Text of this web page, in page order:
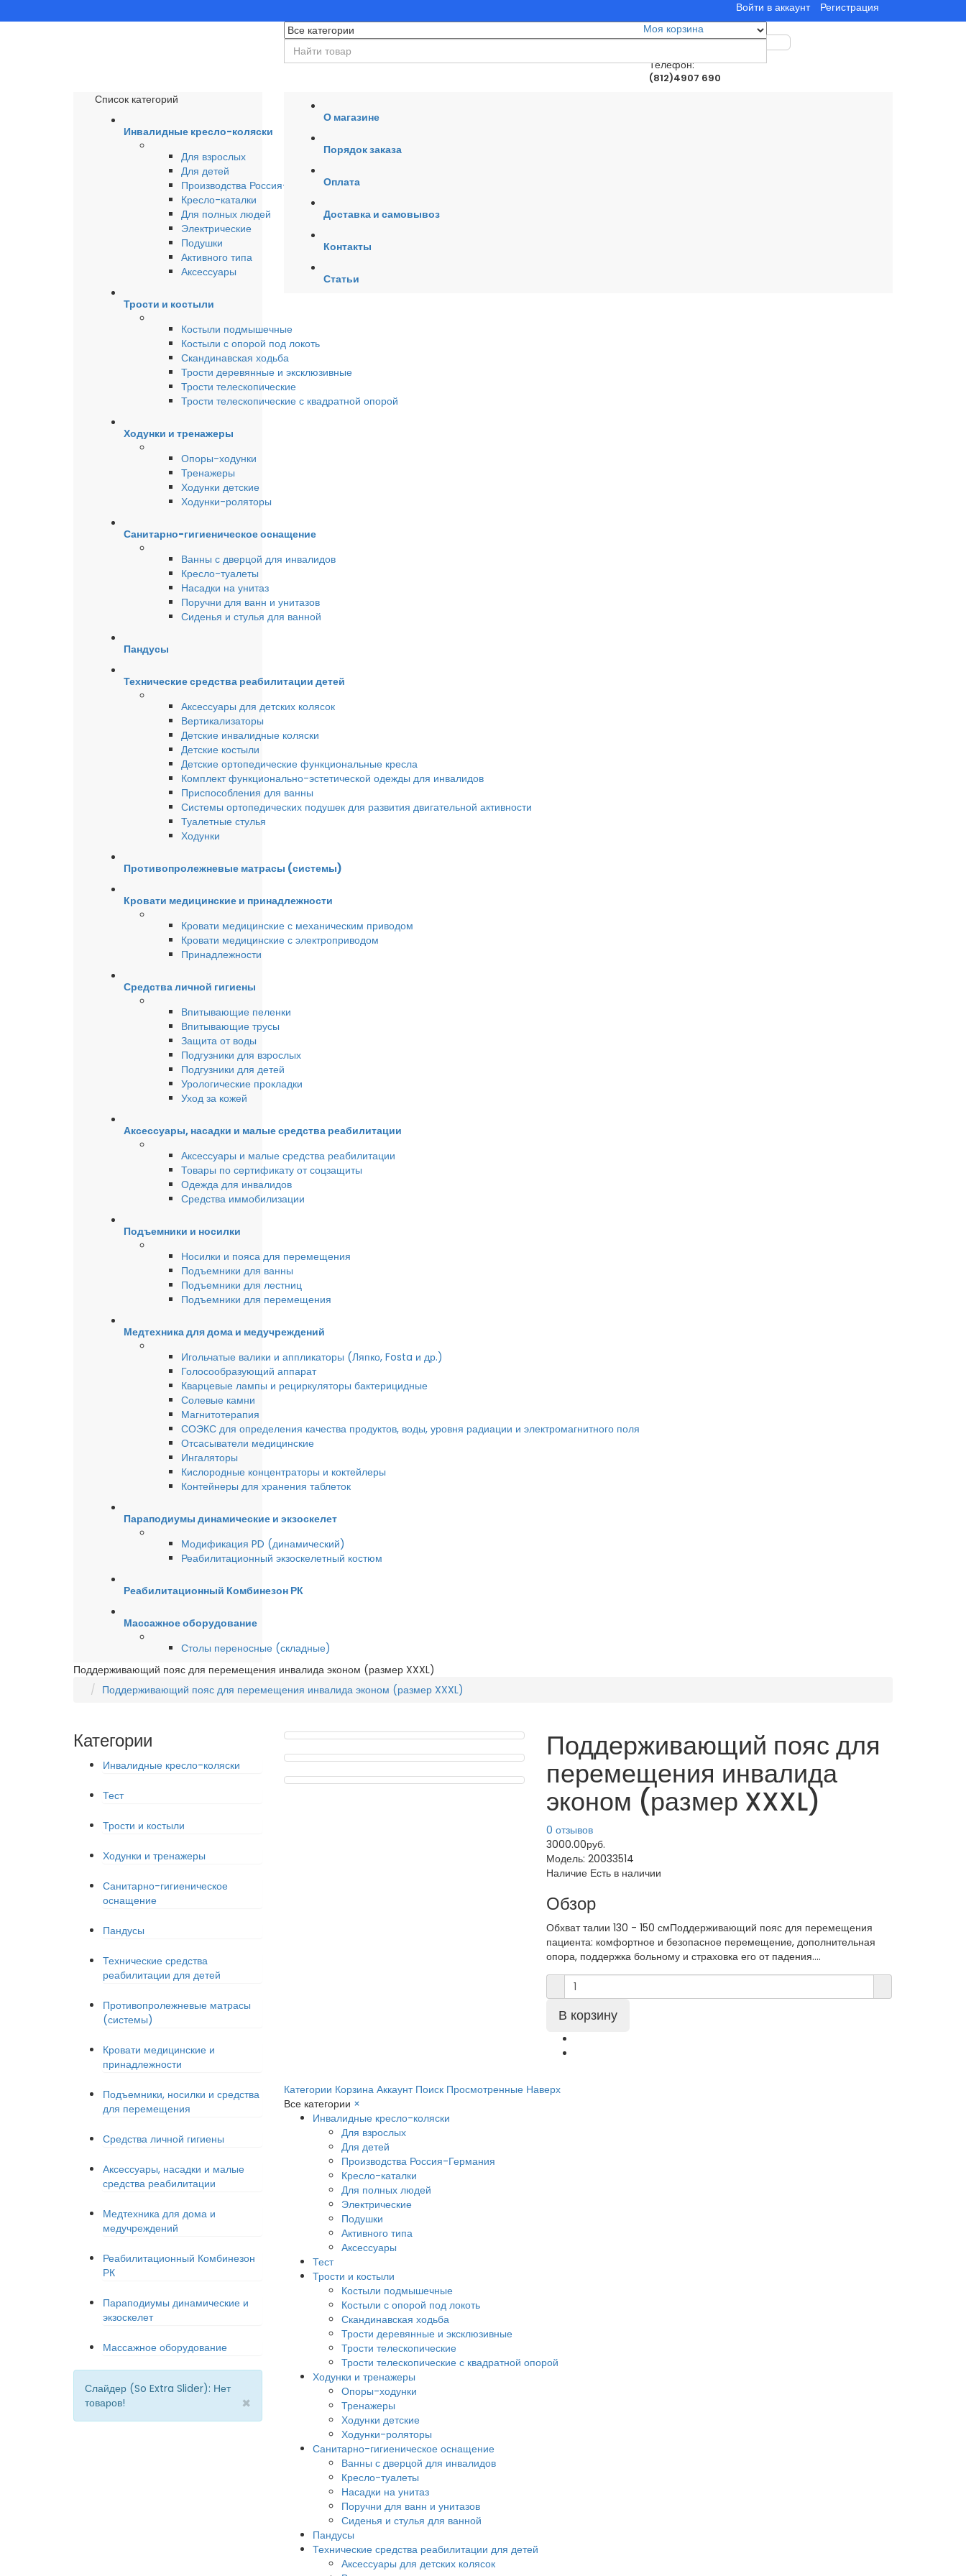
Войти в аккаунт
Регистрация
Моя корзина
Телефон:
(812)4907 690
Список категорий
Инвалидные кресло-коляски
Для взрослых
Для детей
Производства Россия-Германия
Кресло-каталки
Для полных людей
Электрические
Подушки
Активного типа
Аксессуары
Трости и костыли
Костыли подмышечные
Костыли с опорой под локоть
Скандинавская ходьба
Трости деревянные и эксклюзивные
Трости телескопические
Трости телескопические с квадратной опорой
Ходунки и тренажеры
Опоры-ходунки
Тренажеры
Ходунки детские
Ходунки-роляторы
Санитарно-гигиеническое оснащение
Ванны с дверцой для инвалидов
Кресло-туалеты
Насадки на унитаз
Поручни для ванн и унитазов
Сиденья и стулья для ванной
Пандусы
Технические средства реабилитации детей
Аксессуары для детских колясок
Вертикализаторы
Детские инвалидные коляски
Детские костыли
Детские ортопедические функциональные кресла
Комплект функционально-эстетической одежды для инвалидов
Приспособления для ванны
Системы ортопедических подушек для развития двигательной активности
Туалетные стулья
Ходунки
Противопролежневые матрасы (системы)
Кровати медицинские и принадлежности
Кровати медицинские с механическим приводом
Кровати медицинские с электроприводом
Принадлежности
Средства личной гигиены
Впитывающие пеленки
Впитывающие трусы
Защита от воды
Подгузники для взрослых
Подгузники для детей
Урологические прокладки
Уход за кожей
Аксессуары, насадки и малые средства реабилитации
Аксессуары и малые средства реабилитации
Товары по сертификату от соцзащиты
Одежда для инвалидов
Средства иммобилизации
Подъемники и носилки
Носилки и пояса для перемещения
Подъемники для ванны
Подъемники для лестниц
Подъемники для перемещения
Медтехника для дома и медучреждений
Игольчатые валики и аппликаторы (Ляпко, Fosta и др.)
Голосообразующий аппарат
Кварцевые лампы и рециркуляторы бактерицидные
Солевые камни
Магнитотерапия
СОЭКС для определения качества продуктов, воды, уровня радиации и электромагнитного поля
Отсасыватели медицинские
Ингаляторы
Кислородные концентраторы и коктейлеры
Контейнеры для хранения таблеток
Параподиумы динамические и экзоскелет
Модификация PD (динамический)
Реабилитационный экзоскелетный костюм
Реабилитационный Комбинезон РК
Массажное оборудование
Столы переносные (складные)
О магазине
Порядок заказа
Оплата
Доставка и самовывоз
Контакты
Статьи
Поддерживающий пояс для перемещения инвалида эконом (размер XXXL)
Поддерживающий пояс для перемещения инвалида эконом (размер XXXL)
Категории
Инвалидные кресло-коляски
Тест
Трости и костыли
Ходунки и тренажеры
Санитарно-гигиеническое
оснащение
Пандусы
Технические средства
реабилитации для детей
Противопролежневые матрасы
(системы)
Кровати медицинские и
принадлежности
Подъемники, носилки и средства
для перемещения
Средства личной гигиены
Аксессуары, насадки и малые
средства реабилитации
Медтехника для дома и
медучреждений
Реабилитационный Комбинезон
РК
Параподиумы динамические и
экзоскелет
Массажное оборудование
Слайдер (So Extra Slider): Нет
товаров!
×
Поддерживающий пояс для
перемещения инвалида
эконом (размер XXXL)
0 отзывов
3000.00руб.
Модель:20033514
Наличие Есть в наличии
Обзор
Обхват талии 130 - 150 смПоддерживающий пояс для перемещения
пациента: комфортное и безопасное перемещение, дополнительная
опора, поддержка больному и страховка его от падения....
Категории Корзина Аккаунт Поиск Просмотренные Наверх
Все категории ×
Инвалидные кресло-коляски
Для взрослых
Для детей
Производства Россия-Германия
Кресло-каталки
Для полных людей
Электрические
Подушки
Активного типа
Аксессуары
Тест
Трости и костыли
Костыли подмышечные
Костыли с опорой под локоть
Скандинавская ходьба
Трости деревянные и эксклюзивные
Трости телескопические
Трости телескопические с квадратной опорой
Ходунки и тренажеры
Опоры-ходунки
Тренажеры
Ходунки детские
Ходунки-роляторы
Санитарно-гигиеническое оснащение
Ванны с дверцой для инвалидов
Кресло-туалеты
Насадки на унитаз
Поручни для ванн и унитазов
Сиденья и стулья для ванной
Пандусы
Технические средства реабилитации для детей
Аксессуары для детских колясок